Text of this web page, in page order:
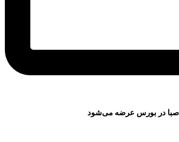
صبا در بورس عرضه می‌شود